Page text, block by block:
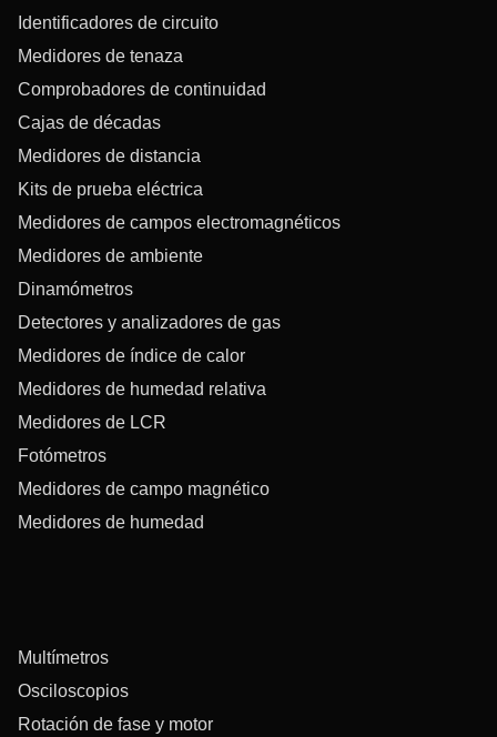
Identificadores de circuito
Medidores de tenaza
Comprobadores de continuidad
Cajas de décadas
Medidores de distancia
Kits de prueba eléctrica
Medidores de campos electromagnéticos
Medidores de ambiente
Dinamómetros
Detectores y analizadores de gas
Medidores de índice de calor
Medidores de humedad relativa
Medidores de LCR
Fotómetros
Medidores de campo magnético
Medidores de humedad
Multímetros
Osciloscopios
Rotación de fase y motor